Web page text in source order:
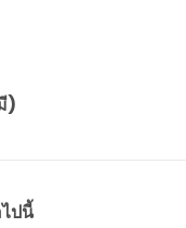
)
ปนี้